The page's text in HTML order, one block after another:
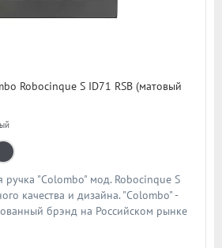
Robocinque S ID71 RSB (матовый
ручка "Colombo" мод. Robocinque S
качества и дизайна. "Colombo" -
брэнд на Российском рынке